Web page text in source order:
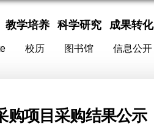
教学培养 科学研究 成果转化
校历 图书馆 信息公开
购项目采购结果公示